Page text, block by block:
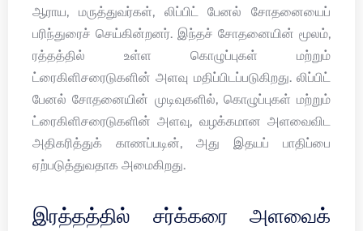
ஆராய, மருத்துவர்கள், லிப்பிட் பேனல் சோதனையைப்
பரிந்துரைச் செய்கின்றனர். இந்தச் சோதனையின் மூலம்,
ரத்தத்தில் உள்ள கொழுப்புகள் மற்றும்
ட்ரைகிளிசரைடுகளின் அளவு மதிப்பிடப்படுகிறது. லிப்பிட்
பேனல் சோதனையின் முடிவுகளில், கொழுப்புகள் மற்றும்
ட்ரைகிளிசரைடுகளின் அளவு, வழக்கமான அளவைவிட
அதிகரித்துக் காணப்படின், அது இதயப் பாதிப்பை
ஏற்படுத்துவதாக அமைகிறது.
இரத்தத்தில் சர்க்கரை அளவைக்